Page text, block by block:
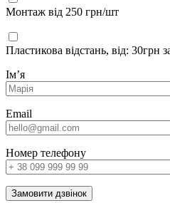
Монтаж від 250 грн/шт
Пластикова відстань, від: 30грн
Імʼя
Email
Номер телефону
Замовити дзвінок